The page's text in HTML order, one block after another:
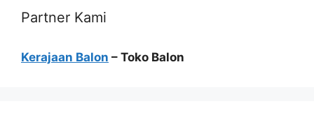
Partner Kami
Kerajaan Balon – Toko Balon